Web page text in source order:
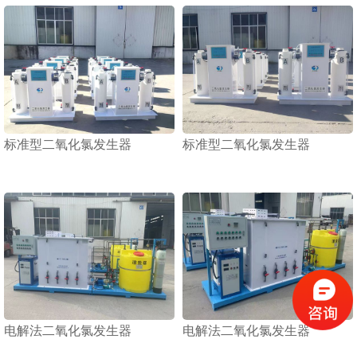
1 2 3
标准型二氧化氯发生器 标准型二氧化氯发生器
电解法二氧化氯发生器 电解法二氧化氯发生器